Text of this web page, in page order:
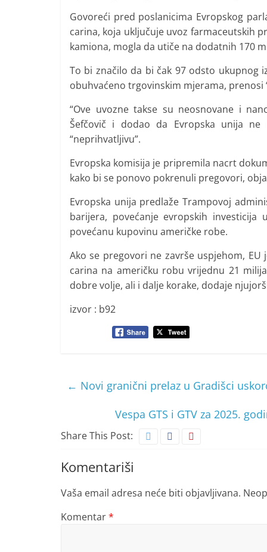
Govoreći pred poslanicima Evropskog
carina, koja uključuje uvoz farmaceutskih
kamiona, mogla da utiče na dodatnih 170
To bi značilo da bi čak 97 odsto ukupnog
obuhvaćeno trgovinskim mjerama, prenosi
“Ove uvozne takse su neosnovane i
Šefčovič i dodao da Evropska unija
“neprihvatljivu”.
Evropska komisija je pripremila nacrt
kako bi se ponovo pokrenuli pregovori,
Evropska unija predlaže Trampovoj
barijera, povećanje evropskih
povećanu kupovinu američke robe.
Ako se pregovori ne završe uspjehom,
carina na američku robu vrijednu 21
dobre volje, ali i dalje korake, dodaje
izvor : b92
← Novi granični prelaz u Gradišci
Vespa GTS i GTV za 2025.
Share This Post:
Komentariši
Vaša email adresa neće biti objavljivana.
Komentar*